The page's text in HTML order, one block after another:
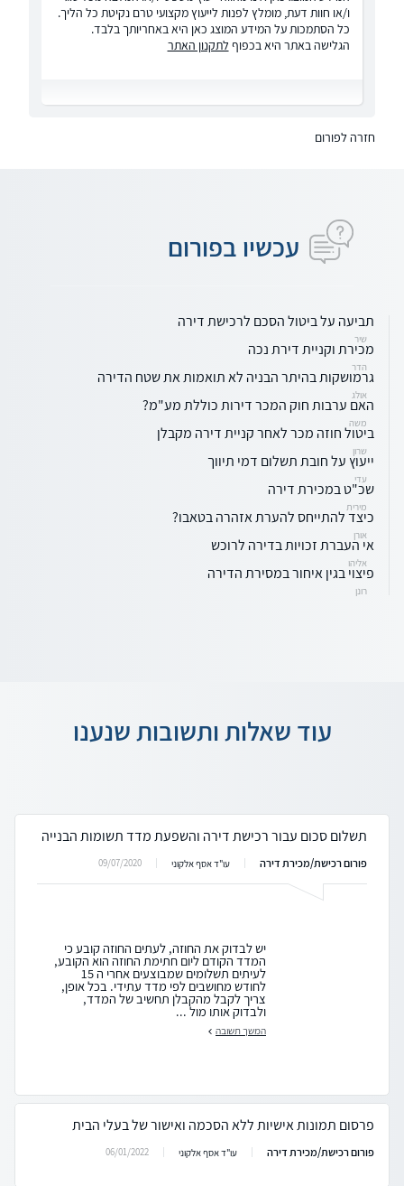
ו/או חוות דעת, מומלץ לפנות לייעוץ מקצועי טרם נקיטת כל הליך.
כל הסתמכות על המידע המוצג כאן היא באחריותך בלבד.
הגלישה באתר היא בכפוף לתקנון האתר
חזרה לפורום
עכשיו בפורום
תביעה על ביטול הסכם לרכישת דירה
שיר
מכירת וקניית דירת נכה
הדר
גרמושקות בהיתר הבניה לא תואמות את שטח הדירה
אולג
האם ערבות חוק המכר דירות כוללת מע"מ?
משה
ביטול חוזה מכר לאחר קניית דירה מקבלן
שרון
ייעוץ על חובת תשלום דמי תיווך
עדי
שכ"ט במכירת דירה
מירית
כיצד להתייחס להערת אזהרה בטאבו?
אורן
אי העברת זכויות בדירה לרוכש
אליהו
פיצוי בגין איחור במסירת הדירה
רונן
עוד שאלות ותשובות שנענו
תשלום סכום עבור רכישת דירה והשפעת מדד תשומות הבנייה
פורום רכישת/מכירת דירה עו"ד אסף אלקוני 09/07/2020
יש לבדוק את החוזה, לעתים החוזה קובע כי
המדד הקודם ליום חתימת החוזה הוא הקובע,
לעיתים תשלומים שמבוצעים אחרי ה 15
לחודש מחושבים לפי מדד עתידי. בכל אופן,
צריך לקבל מהקבלן תחשיב של המדד,
ולבדוק אותו מול ...
המשך תשובה
פרסום תמונות אישיות ללא הסכמה ואישור של בעלי הבית
פורום רכישת/מכירת דירה עו"ד אסף אלקוני 06/01/2022